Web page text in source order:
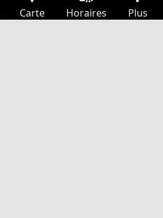
Carte Horaires Plus